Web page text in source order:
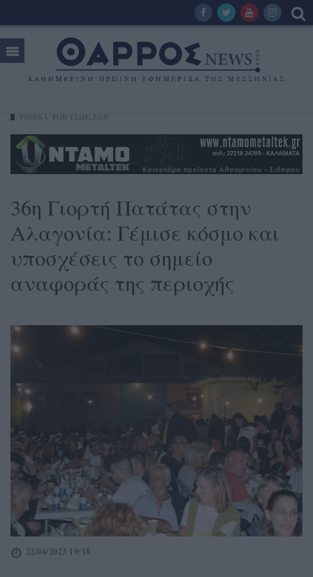
36η Γιορτή Πατάτας στην
Αλαγονία: Γέμισε κόσμο και
υποσχέσεις το σημείο
αναφοράς της περιοχής
22/08/2023 19:18